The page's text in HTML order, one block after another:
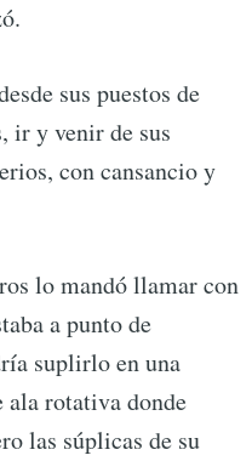
sus puestos de
ir y venir de sus
con cansancio y
lo mandó llamar con
a punto de
suplirlo en una
ala rotativa donde
las súplicas de su